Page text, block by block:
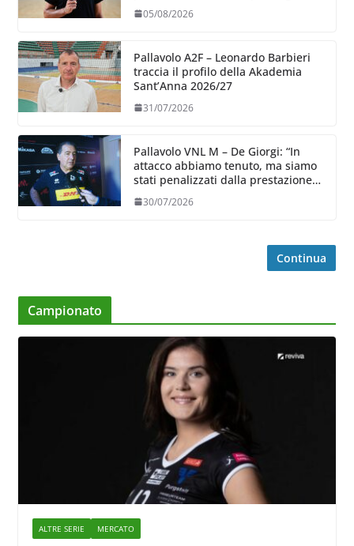
05/08/2026
Pallavolo A2F – Leonardo Barbieri
traccia il profilo della Akademia
Sant’Anna 2026/27
31/07/2026
Pallavolo VNL M – De Giorgi: “In
attacco abbiamo tenuto, ma siamo
stati penalizzati dalla prestazione
in ricezione, è la prima volta”
30/07/2026
Continua
Campionato
ALTRE SERIE MERCATO